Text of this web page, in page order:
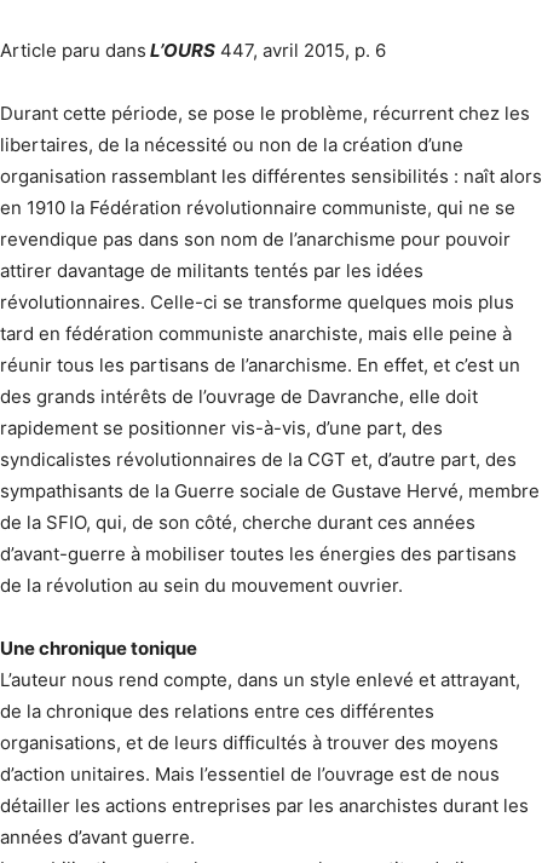
Article paru dans L’OURS 447, avril 2015, p. 6
Durant cette période, se pose le problème, récurrent chez les
libertaires, de la nécessité ou non de la création d’une
organisation rassemblant les différentes sensibilités : naît alors
en 1910 la Fédération révolutionnaire communiste, qui ne se
revendique pas dans son nom de l’anarchisme pour pouvoir
attirer davantage de militants tentés par les idées
révolutionnaires. Celle-ci se transforme quelques mois plus
tard en fédération communiste anarchiste, mais elle peine à
réunir tous les partisans de l’anarchisme. En effet, et c’est un
des grands intérêts de l’ouvrage de Davranche, elle doit
rapidement se positionner vis-à-vis, d’une part, des
syndicalistes révolutionnaires de la CGT et, d’autre part, des
sympathisants de la Guerre sociale de Gustave Hervé, membre
de la SFIO, qui, de son côté, cherche durant ces années
d’avant-guerre à mobiliser toutes les énergies des partisans
de la révolution au sein du mouvement ouvrier.
Une chronique tonique
L’auteur nous rend compte, dans un style enlevé et attrayant,
de la chronique des relations entre ces différentes
organisations, et de leurs difficultés à trouver des moyens
d’action unitaires. Mais l’essentiel de l’ouvrage est de nous
détailler les actions entreprises par les anarchistes durant les
années d’avant guerre.